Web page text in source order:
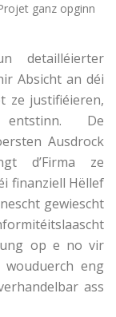
ganz opginn
detailléierter
Absicht an déi
ze justifiéieren,
entstinn. De
Ausdrock
d’Firma ze
finanziell Hëllef
gewiescht
op e no vir
wouduerch eng
ass